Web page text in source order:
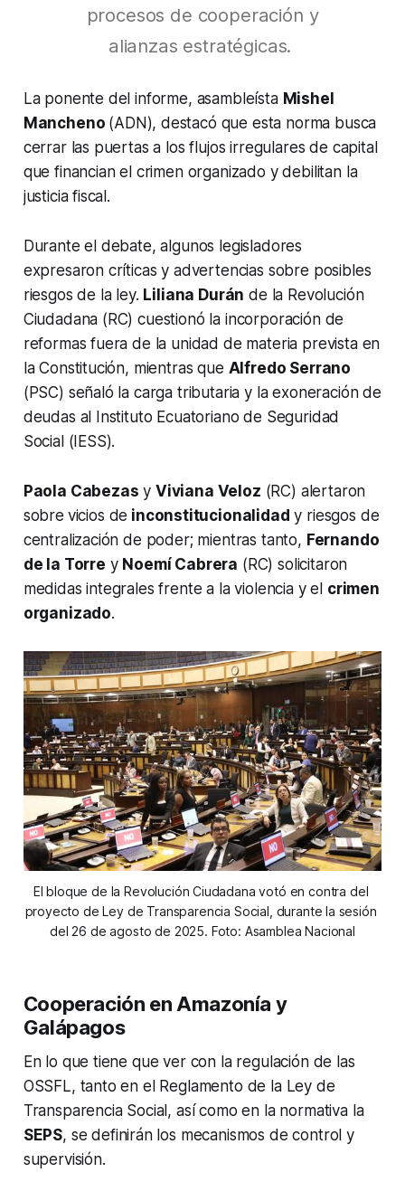
procesos de cooperación y
alianzas estratégicas.
La ponente del informe, asambleísta Mishel
Mancheno (ADN), destacó que esta norma busca
cerrar las puertas a los flujos irregulares de capital
que financian el crimen organizado y debilitan la
justicia fiscal.
Durante el debate, algunos legisladores
expresaron críticas y advertencias sobre posibles
riesgos de la ley. Liliana Durán de la Revolución
Ciudadana (RC) cuestionó la incorporación de
reformas fuera de la unidad de materia prevista en
la Constitución, mientras que Alfredo Serrano
(PSC) señaló la carga tributaria y la exoneración de
deudas al Instituto Ecuatoriano de Seguridad
Social (IESS).
Paola Cabezas y Viviana Veloz (RC) alertaron
sobre vicios de inconstitucionalidad y riesgos de
centralización de poder; mientras tanto, Fernando
de la Torre y Noemí Cabrera (RC) solicitaron
medidas integrales frente a la violencia y el crimen
organizado.
El bloque de la Revolución Ciudadana votó en contra del
proyecto de Ley de Transparencia Social, durante la sesión
del 26 de agosto de 2025. Foto: Asamblea Nacional
Cooperación en Amazonía y
Galápagos
En lo que tiene que ver con la regulación de las
OSSFL, tanto en el Reglamento de la Ley de
Transparencia Social, así como en la normativa la
SEPS, se definirán los mecanismos de control y
supervisión.